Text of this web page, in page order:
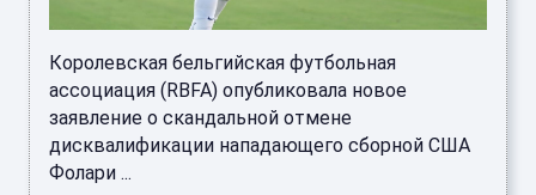
Королевская бельгийская футбольная
ассоциация (RBFA) опубликовала новое
заявление о скандальной отмене
дисквалификации нападающего сборной США
Фолари ...